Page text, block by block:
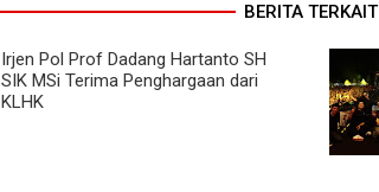
BERITA TERKAIT
Irjen Pol Prof Dadang Hartanto SH
SIK MSi Terima Penghargaan dari
KLHK